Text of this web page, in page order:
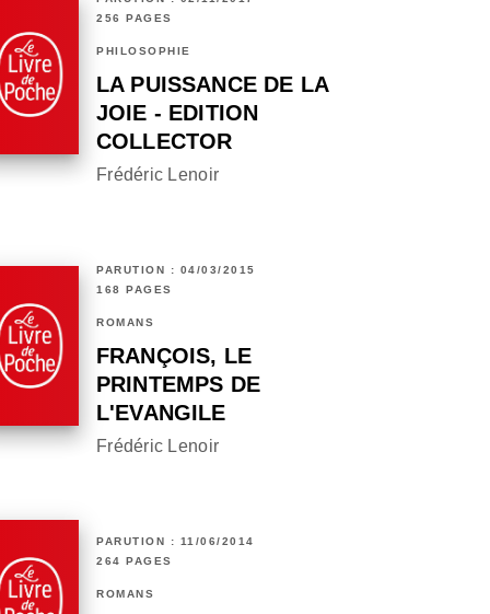
256 PAGES
PHILOSOPHIE
LA PUISSANCE DE LA
JOIE - EDITION
COLLECTOR
Frédéric Lenoir
PARUTION : 04/03/2015
168 PAGES
ROMANS
FRANÇOIS, LE
PRINTEMPS DE
L'EVANGILE
Frédéric Lenoir
PARUTION : 11/06/2014
264 PAGES
ROMANS